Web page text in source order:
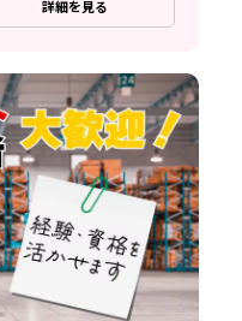
詳細を見る